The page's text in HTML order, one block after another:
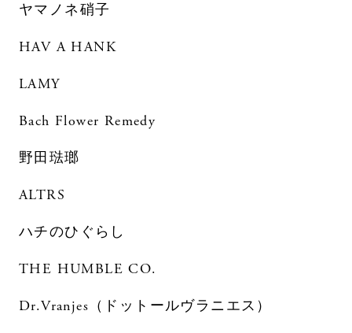
ヤマノネ硝子
HAV A HANK
LAMY
Bach Flower Remedy
野田琺瑯
ALTRS
ハチのひぐらし
THE HUMBLE CO.
Dr.Vranjes（ドットールヴラニエス）